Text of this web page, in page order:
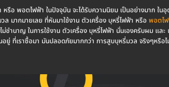
รือ พอตไฟฟ้า ในปัจจุบัน จะได้รับความนิยม เป็นอย่างมาก ใน
มากมายเลย ที่หันมาใช้งาน ตัวเครื่อง บุหรี่ไฟฟ้า หรือ พอตไ
ชำนาญ ในการใช้งาน ตัวเครื่อง บุหรี่ไฟฟ้า นั่นเองครับผม แล
ยู่ ที่เราซื้อมา มันปลอดภัยมากกว่า การสูบบุหรี่มวล จริงๆหรือ